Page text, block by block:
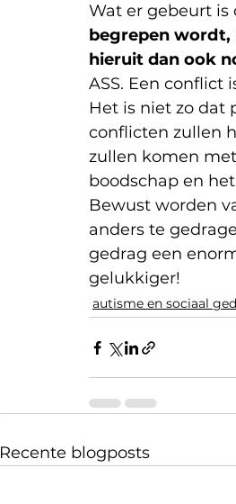
Wat er gebeurt is
begrepen wordt,
hieruit dan ook
ASS. Een conflict
Het is niet zo dat
conflicten zullen
zullen komen
boodschap en
Bewust worden
anders te
gedrag een
gelukkiger!
autisme en sociaal
Recente blogposts